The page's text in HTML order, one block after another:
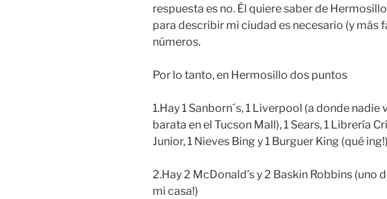
respuesta es no. Él quiere saber de
para describir mi ciudad es necesario (y más
números.
Por lo tanto, en Hermosillo dos puntos
1.Hay 1 Sanborn´s, 1 Liverpool (a donde
barata en el Tucson Mall), 1 Sears, 1 Librería
Junior, 1 Nieves Bing y 1 Burguer King (qué
2.Hay 2 McDonald’s y 2 Baskin Robbins (uno
mi casa!)